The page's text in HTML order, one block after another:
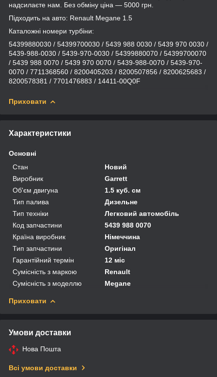
надсилаєте нам. Без обміну ціна — 5000 грн.
Підходить на авто: Renault Megane 1.5
Каталожні номери турбіни:
54399880030 / 54399700030 / 5439 988 0030 / 5439 970 0030 /
5439-988-0030 / 5439-970-0030 / 54399880070 / 54399700070
/ 5439 988 0070 / 5439 970 0070 / 5439-988-0070 / 5439-970-
0070 / 7711368560 / 8200405203 / 8200507856 / 8200625683 /
8200578381 / 7701476883 / 14411-00Q0F
Приховати
Характеристики
Основні
Стан
Новий
Виробник
Garrett
Об'єм двигуна
1.5 куб. см
Тип палива
Дизельне
Тип техніки
Легковий автомобіль
Код запчастини
5439 988 0070
Країна виробник
Німеччина
Тип запчастини
Оригінал
Гарантійний термін
12 міс
Сумісність з маркою
Renault
Сумісність з моделлю
Megane
Приховати
Умови доставки
Нова Пошта
Всі умови доставки